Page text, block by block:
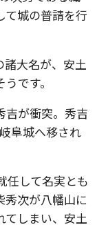
て城の普請を行
諸大名が、安土
です。
吉が衝突。秀吉
阜城へ移され
任して名実とも
秀次が八幡山に
てしまい、安土